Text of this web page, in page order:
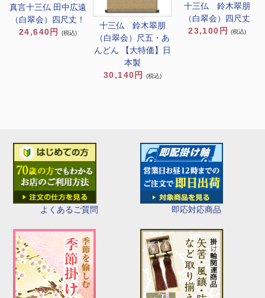
よくあるご質問 即応対応商品
真言十三仏 田中広遠
（白翠会）四尺丈！
24,640円
(税込)
十三仏 鈴木翠朋
（白翠会）尺五・あ
んどん 【大特価】日
本製
30,140円
(税込)
十三仏 鈴木翠朋
（白翠会）四尺丈
23,100円
(税込)